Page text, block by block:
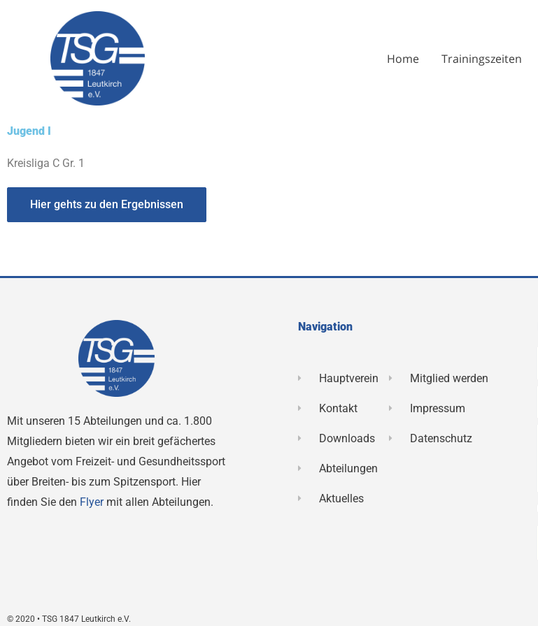
Home Trainingszeiten
Jugend I
Kreisliga C Gr. 1
Hier gehts zu den Ergebnissen
Mit unseren 15 Abteilungen und ca. 1.800
Mitgliedern bieten wir ein breit gefächertes
Angebot vom Freizeit- und Gesundheitssport
über Breiten- bis zum Spitzensport. Hier
finden Sie den Flyer mit allen Abteilungen.
Navigation
Hauptverein
Kontakt
Downloads
Abteilungen
Aktuelles
Mitglied werden
Impressum
Datenschutz
© 2020 • TSG 1847 Leutkirch e.V.